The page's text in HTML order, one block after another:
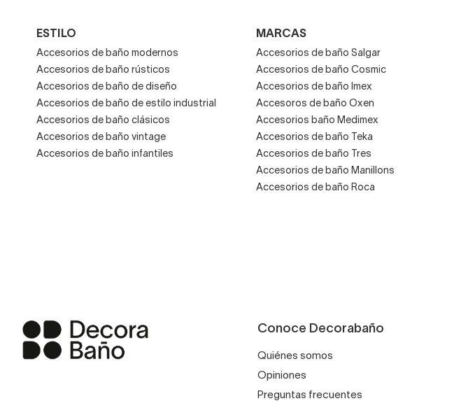
ESTILO
Accesorios de baño modernos
Accesorios de baño rústicos
Accesorios de baño de diseño
Accesorios de baño de estilo industrial
Accesorios de baño clásicos
Accesorios de baño vintage
Accesorios de baño infantiles
MARCAS
Accesorios de baño Salgar
Accesorios de baño Cosmic
Accesorios de baño Imex
Accesoros de baño Oxen
Accesorios baño Medimex
Accesorios de baño Teka
Accesorios de baño Tres
Accesorios de baño Manillons
Accesorios de baño Roca
Conoce Decorabaño
Quiénes somos
Opiniones
Preguntas frecuentes